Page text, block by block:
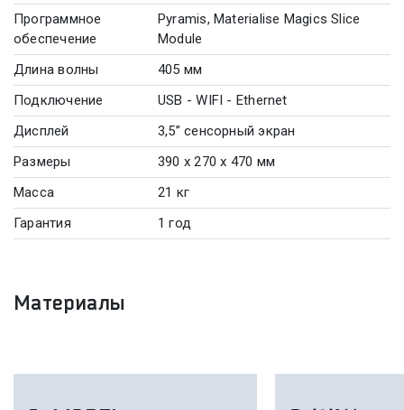
Программное
обеспечение
Pyramis, Materialise Magics Slice
Module
Длина волны
405 мм
Подключение
USB - WIFI - Ethernet
Дисплей
3,5” сенсорный экран
Размеры
390 х 270 х 470 мм
Масса
21 кг
Гарантия
1 год
Материалы